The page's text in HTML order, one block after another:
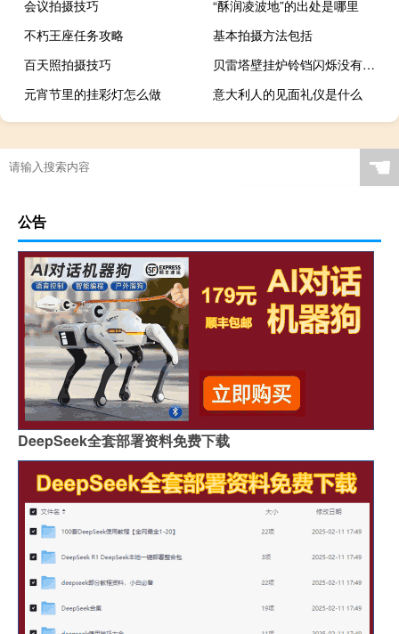
会议拍摄技巧
“酥润凌波地”的出处是哪里
不朽王座任务攻略
基本拍摄方法包括
百天照拍摄技巧
贝雷塔壁挂炉铃铛闪烁没有热水 贝雷塔壁挂炉报修电话
元宵节里的挂彩灯怎么做
意大利人的见面礼仪是什么
☚
公告
DeepSeek全套部署资料免费下载